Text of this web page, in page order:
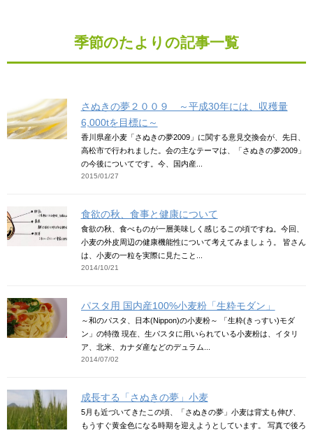
季節のたよりの記事一覧
さぬきの夢２００９ ～平成30年には、収穫量
6,000tを目標に～
香川県産小麦「さぬきの夢2009」に関する意見交換会が、先日、
高松市で行われました。会の主なテーマは、「さぬきの夢2009」
の今後についてです。今、国内産...
2015/01/27
食欲の秋、食事と健康について
食欲の秋、食べものが一層美味しく感じるこの頃ですね。今回、
小麦の外皮周辺の健康機能性について考えてみましょう。 皆さん
は、小麦の一粒を実際に見たこと...
2014/10/21
パスタ用 国内産100%小麦粉「生粋モダン」
～和のパスタ、日本(Nippon)の小麦粉～ 「生粋(きっすい)モダ
ン」の特徴 現在、生パスタに用いられている小麦粉は、イタリ
ア、北米、カナダ産などのデュラム...
2014/07/02
成長する「さぬきの夢」小麦
5月も近づいてきたこの頃、「さぬきの夢」小麦は背丈も伸び、
もうすぐ黄金色になる時期を迎えようとしています。 写真で後ろ